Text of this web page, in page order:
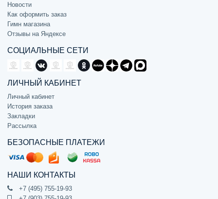
Новости
Как оформить заказ
Гимн магазина
Отзывы на Яндексе
СОЦИАЛЬНЫЕ СЕТИ
ЛИЧНЫЙ КАБИНЕТ
Личный кабинет
История заказа
Закладки
Рассылка
БЕЗОПАСНЫЕ ПЛАТЕЖИ
НАШИ КОНТАКТЫ
+7 (495) 755-19-93